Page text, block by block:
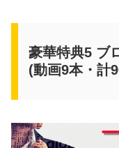
豪華特典5 ブ
(動画9本・計